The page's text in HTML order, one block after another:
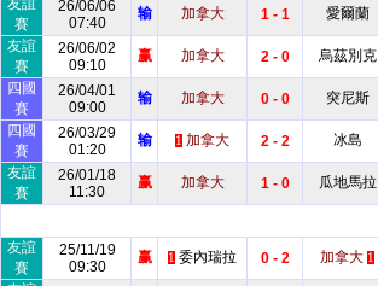
友誼
賽
26/06/06
07:40
输 加拿大 1 - 1 愛爾蘭
友誼
賽
26/06/02
09:10
赢 加拿大 2 - 0 烏茲別克
四國
賽
26/04/01
09:00
输 加拿大 0 - 0 突尼斯
四國
賽
26/03/29
01:20
输 1 加拿大 2 - 2 冰島
友誼
賽
26/01/18
11:30
赢 加拿大 1 - 0 瓜地馬拉
友誼
賽
25/11/19
09:30
赢 1 委內瑞拉 0 - 2 加拿大 1